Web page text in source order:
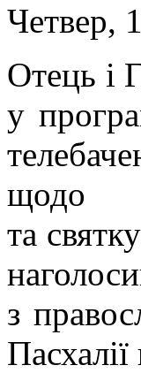
Четвер,
Отець і
у
щодо
та
з